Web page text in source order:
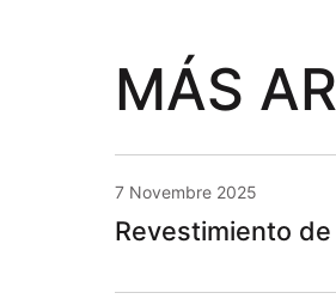
MÁS
7 Novembre 2025
Revestimiento